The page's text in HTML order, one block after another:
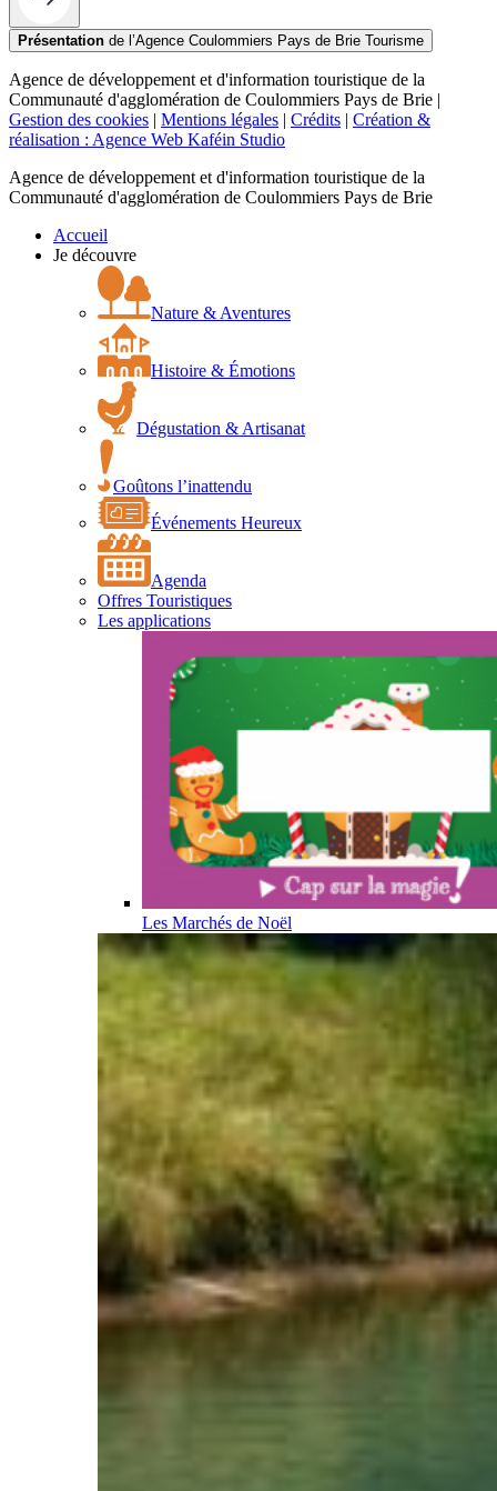
Présentation de l’Agence Coulommiers Pays de Brie Tourisme
Agence de développement et d'information touristique de la
Communauté d'agglomération de Coulommiers Pays de Brie |
Gestion des cookies | Mentions légales | Crédits | Création &
réalisation : Agence Web Kaféin Studio
Agence de développement et d'information touristique de la
Communauté d'agglomération de Coulommiers Pays de Brie
Accueil
Je découvre
Nature & Aventures
Histoire & Émotions
Dégustation & Artisanat
Goûtons l’inattendu
Événements Heureux
Agenda
Offres Touristiques
Les applications
Les Marchés de Noël